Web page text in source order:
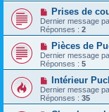
Prises de
Dernier message
Réponses : 2
Pièces de
Dernier message
Réponses : 5
Intérieur
Dernier message
Réponses : 35